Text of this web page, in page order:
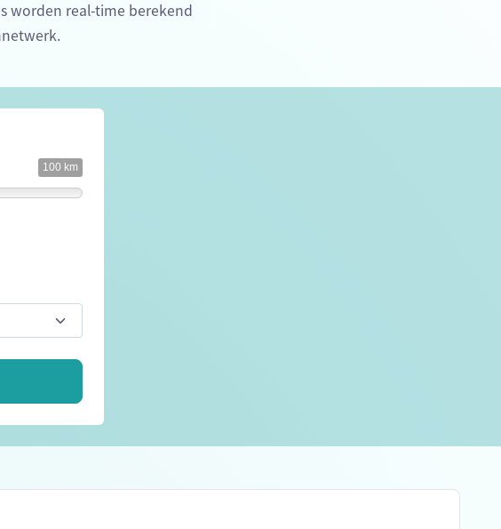
worden real-time berekend
100 km